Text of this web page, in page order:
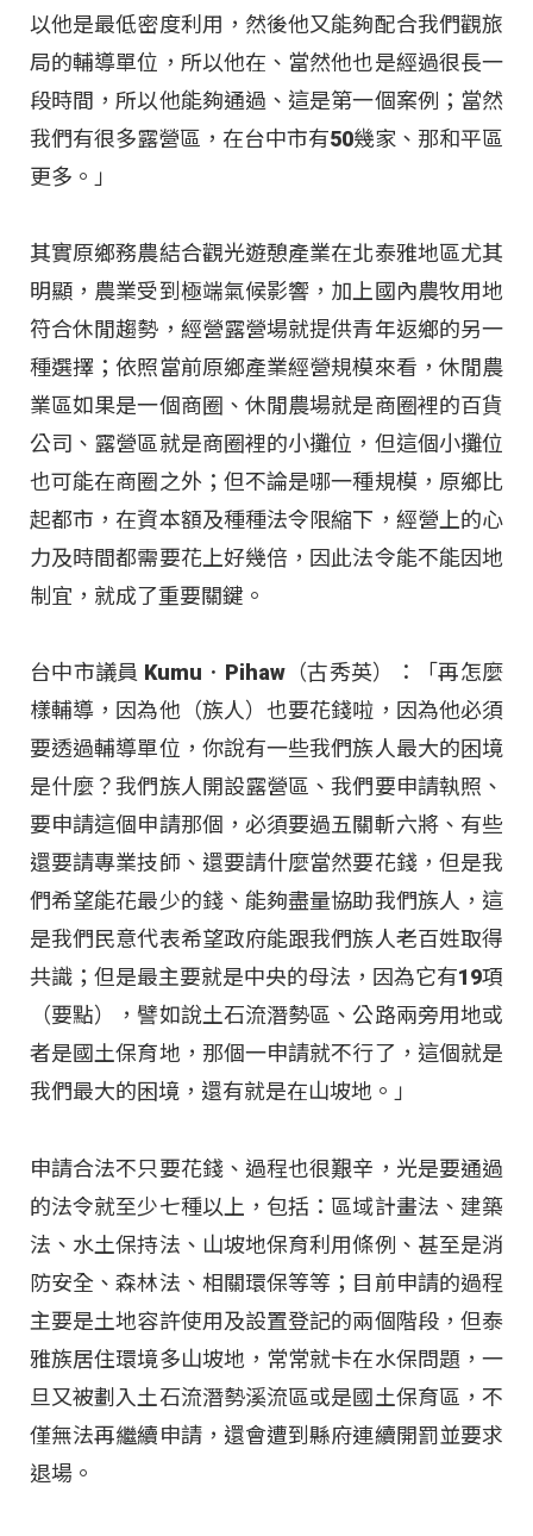
以他是最低密度利用，然後他又能夠配合我們觀旅
局的輔導單位，所以他在、當然他也是經過很長一
段時間，所以他能夠通過、這是第一個案例；當然
我們有很多露營區，在台中市有50幾家、那和平區
更多。」
其實原鄉務農結合觀光遊憩產業在北泰雅地區尤其
明顯，農業受到極端氣候影響，加上國內農牧用地
符合休閒趨勢，經營露營場就提供青年返鄉的另一
種選擇；依照當前原鄉產業經營規模來看，休閒農
業區如果是一個商圈、休閒農場就是商圈裡的百貨
公司、露營區就是商圈裡的小攤位，但這個小攤位
也可能在商圈之外；但不論是哪一種規模，原鄉比
起都市，在資本額及種種法令限縮下，經營上的心
力及時間都需要花上好幾倍，因此法令能不能因地
制宜，就成了重要關鍵。
台中市議員 Kumu．Pihaw（古秀英）：「再怎麼
樣輔導，因為他（族人）也要花錢啦，因為他必須
要透過輔導單位，你說有一些我們族人最大的困境
是什麼？我們族人開設露營區、我們要申請執照、
要申請這個申請那個，必須要過五關斬六將、有些
還要請專業技師、還要請什麼當然要花錢，但是我
們希望能花最少的錢、能夠盡量協助我們族人，這
是我們民意代表希望政府能跟我們族人老百姓取得
共識；但是最主要就是中央的母法，因為它有19項
（要點），譬如說土石流潛勢區、公路兩旁用地或
者是國土保育地，那個一申請就不行了，這個就是
我們最大的困境，還有就是在山坡地。」
申請合法不只要花錢、過程也很艱辛，光是要通過
的法令就至少七種以上，包括：區域計畫法、建築
法、水土保持法、山坡地保育利用條例、甚至是消
防安全、森林法、相關環保等等；目前申請的過程
主要是土地容許使用及設置登記的兩個階段，但泰
雅族居住環境多山坡地，常常就卡在水保問題，一
旦又被劃入土石流潛勢溪流區或是國土保育區，不
僅無法再繼續申請，還會遭到縣府連續開罰並要求
退場。